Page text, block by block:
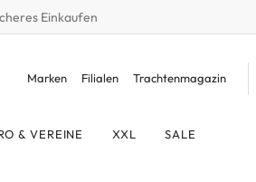
Einkaufen
Marken Filialen Trachtenmagazin
& VEREINE XXL SALE